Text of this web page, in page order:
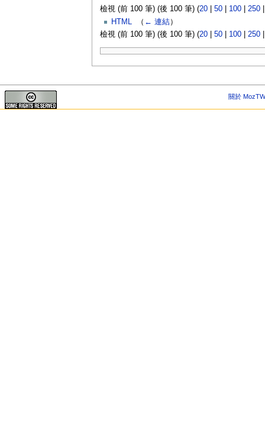
檢視 (前 100 筆) (後 100 筆) (20| 50| 100| 250
HTML‎ （ ← 連結）
檢視 (前 100 筆) (後 100 筆) (20| 50| 100| 250
關於